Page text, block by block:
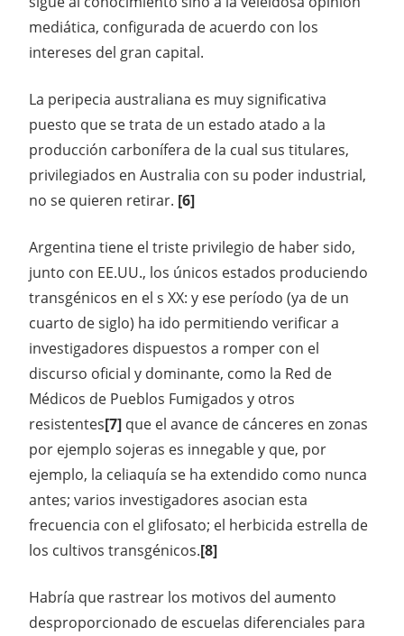
mediática, configurada de acuerdo con los
intereses del gran capital.
La peripecia australiana es muy significativa
puesto que se trata de un estado atado a la
producción carbonífera de la cual sus titulares,
privilegiados en Australia con su poder industrial,
no se quieren retirar. [6]
Argentina tiene el triste privilegio de haber sido,
junto con EE.UU., los únicos estados produciendo
transgénicos en el s XX: y ese período (ya de un
cuarto de siglo) ha ido permitiendo verificar a
investigadores dispuestos a romper con el
discurso oficial y dominante, como la Red de
Médicos de Pueblos Fumigados y otros
resistentes[7] que el avance de cánceres en zonas
por ejemplo sojeras es innegable y que, por
ejemplo, la celiaquía se ha extendido como nunca
antes; varios investigadores asocian esta
frecuencia con el glifosato; el herbicida estrella de
los cultivos transgénicos.[8]
Habría que rastrear los motivos del aumento
desproporcionado de escuelas diferenciales para